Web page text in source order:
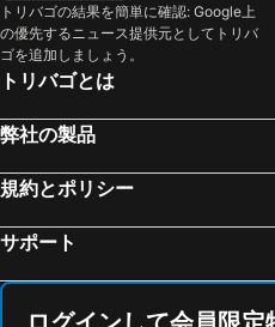
トリバゴの結果を簡単に確認: Google上
の優先するニュース提供元としてトリバ
ゴを追加しましょう。
トリバゴとは
弊社の製品
規約とポリシー
サポート